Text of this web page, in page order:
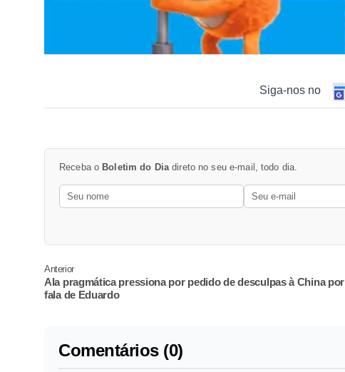
Siga-nos no
Receba o Boletim do Diadireto no seu e-mail, todo dia.
Anterior
Ala pragmática pressiona por pedido de desculpas à China por
fala de Eduardo
Comentários (0)